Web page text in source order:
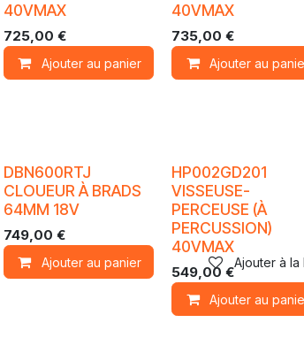
40VMAX
725,00 €
Ajouter au panier Ajouter à la
40VMAX
735,00 €
Ajouter au
DBN600RTJ
CLOUEUR À BRADS
64MM 18V
749,00 €
Ajouter au panier Ajouter à la
HP002GD201
VISSEUSE-
PERCEUSE (À
PERCUSSION)
40VMAX
549,00 €
Ajouter au